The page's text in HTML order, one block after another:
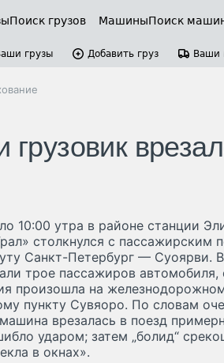
Поиск грузов МашиныПоиск
грузы Добавить груз Ваши
грузовик
10:00 утра в районе станции
столкнулся с пассажирским
Санкт-Петербург — Суоярви.
трое пассажиров
произошла на
пункту Сувяоро. По словам
врезалась в поезд
ударом; затем „болид“
в окнах».